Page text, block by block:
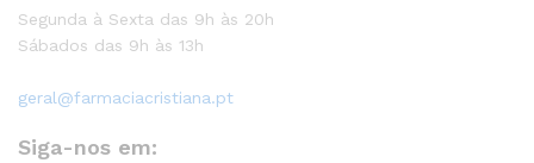
Segunda à Sexta das 9h às 20h
Sábados das 9h às 13h
geral@farmaciacristiana.pt
Siga-nos em: